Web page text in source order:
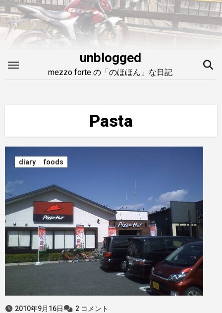
内
容
を
unblogged
mezzo forte の「のほほん」な日記
Pasta
diary foods
2010年9月16日 2 コメント